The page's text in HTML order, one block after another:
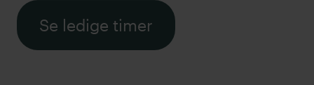
Se ledige timer